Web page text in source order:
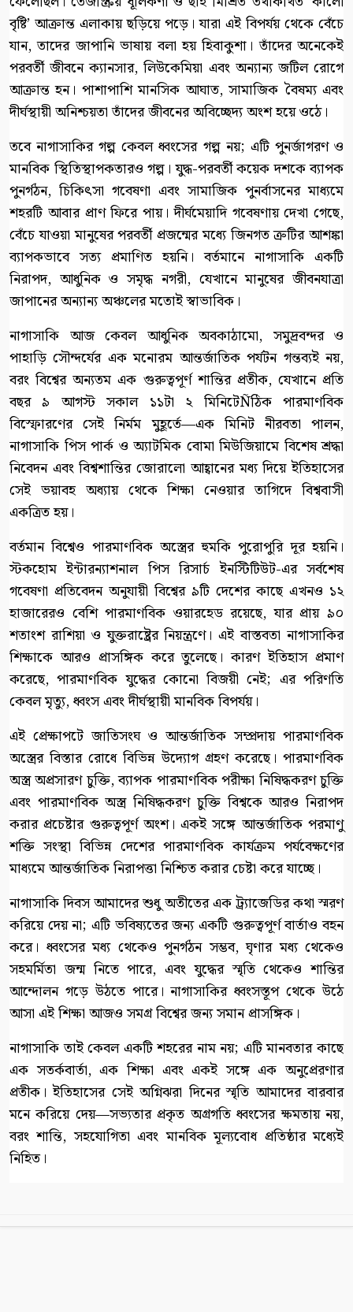
বৃষ্টি’ আক্রান্ত এলাকায় ছড়িয়ে পড়ে। যারা এই বিপর্যয় থেকে বেঁচে
যান, তাদের জাপানি ভাষায় বলা হয় হিবাকুশা। তাঁদের অনেকেই
পরবর্তী জীবনে ক্যানসার, লিউকেমিয়া এবং অন্যান্য জটিল রোগে
আক্রান্ত হন। পাশাপাশি মানসিক আঘাত, সামাজিক বৈষম্য এবং
দীর্ঘস্থায়ী অনিশ্চয়তা তাঁদের জীবনের অবিচ্ছেদ্য অংশ হয়ে ওঠে।
তবে নাগাসাকির গল্প কেবল ধ্বংসের গল্প নয়; এটি পুনর্জাগরণ ও
মানবিক স্থিতিস্থাপকতারও গল্প। যুদ্ধ-পরবর্তী কয়েক দশকে ব্যাপক
পুনর্গঠন, চিকিৎসা গবেষণা এবং সামাজিক পুনর্বাসনের মাধ্যমে
শহরটি আবার প্রাণ ফিরে পায়। দীর্ঘমেয়াদি গবেষণায় দেখা গেছে,
বেঁচে যাওয়া মানুষের পরবর্তী প্রজন্মের মধ্যে জিনগত ত্রুটির আশঙ্কা
ব্যাপকভাবে সত্য প্রমাণিত হয়নি। বর্তমানে নাগাসাকি একটি
নিরাপদ, আধুনিক ও সমৃদ্ধ নগরী, যেখানে মানুষের জীবনযাত্রা
জাপানের অন্যান্য অঞ্চলের মতোই স্বাভাবিক।
নাগাসাকি আজ কেবল আধুনিক অবকাঠামো, সমুদ্রবন্দর ও
পাহাড়ি সৌন্দর্যের এক মনোরম আন্তর্জাতিক পর্যটন গন্তব্যই নয়,
বরং বিশ্বের অন্যতম এক গুরুত্বপূর্ণ শান্তির প্রতীক, যেখানে প্রতি
বছর ৯ আগস্ট সকাল ১১টা ২ মিনিটেÑঠিক পারমাণবিক
বিস্ফোরণের সেই নির্মম মুহূর্তে—এক মিনিট নীরবতা পালন,
নাগাসাকি পিস পার্ক ও অ্যাটমিক বোমা মিউজিয়ামে বিশেষ শ্রদ্ধা
নিবেদন এবং বিশ্বশান্তির জোরালো আহ্বানের মধ্য দিয়ে ইতিহাসের
সেই ভয়াবহ অধ্যায় থেকে শিক্ষা নেওয়ার তাগিদে বিশ্ববাসী
একত্রিত হয়।
বর্তমান বিশ্বেও পারমাণবিক অস্ত্রের হুমকি পুরোপুরি দূর হয়নি।
স্টকহোম ইন্টারন্যাশনাল পিস রিসার্চ ইনস্টিটিউট-এর সর্বশেষ
গবেষণা প্রতিবেদন অনুযায়ী বিশ্বের ৯টি দেশের কাছে এখনও ১২
হাজারেরও বেশি পারমাণবিক ওয়ারহেড রয়েছে, যার প্রায় ৯০
শতাংশ রাশিয়া ও যুক্তরাষ্ট্রের নিয়ন্ত্রণে। এই বাস্তবতা নাগাসাকির
শিক্ষাকে আরও প্রাসঙ্গিক করে তুলেছে। কারণ ইতিহাস প্রমাণ
করেছে, পারমাণবিক যুদ্ধের কোনো বিজয়ী নেই; এর পরিণতি
কেবল মৃত্যু, ধ্বংস এবং দীর্ঘস্থায়ী মানবিক বিপর্যয়।
এই প্রেক্ষাপটে জাতিসংঘ ও আন্তর্জাতিক সম্প্রদায় পারমাণবিক
অস্ত্রের বিস্তার রোধে বিভিন্ন উদ্যোগ গ্রহণ করেছে। পারমাণবিক
অস্ত্র অপ্রসারণ চুক্তি, ব্যাপক পারমাণবিক পরীক্ষা নিষিদ্ধকরণ চুক্তি
এবং পারমাণবিক অস্ত্র নিষিদ্ধকরণ চুক্তি বিশ্বকে আরও নিরাপদ
করার প্রচেষ্টার গুরুত্বপূর্ণ অংশ। একই সঙ্গে আন্তর্জাতিক পরমাণু
শক্তি সংস্থা বিভিন্ন দেশের পারমাণবিক কার্যক্রম পর্যবেক্ষণের
মাধ্যমে আন্তর্জাতিক নিরাপত্তা নিশ্চিত করার চেষ্টা করে যাচ্ছে।
নাগাসাকি দিবস আমাদের শুধু অতীতের এক ট্র্যাজেডির কথা স্মরণ
করিয়ে দেয় না; এটি ভবিষ্যতের জন্য একটি গুরুত্বপূর্ণ বার্তাও বহন
করে। ধ্বংসের মধ্য থেকেও পুনর্গঠন সম্ভব, ঘৃণার মধ্য থেকেও
সহমর্মিতা জন্ম নিতে পারে, এবং যুদ্ধের স্মৃতি থেকেও শান্তির
আন্দোলন গড়ে উঠতে পারে। নাগাসাকির ধ্বংসস্তূপ থেকে উঠে
আসা এই শিক্ষা আজও সমগ্র বিশ্বের জন্য সমান প্রাসঙ্গিক।
নাগাসাকি তাই কেবল একটি শহরের নাম নয়; এটি মানবতার কাছে
এক সতর্কবার্তা, এক শিক্ষা এবং একই সঙ্গে এক অনুপ্রেরণার
প্রতীক। ইতিহাসের সেই অগ্নিঝরা দিনের স্মৃতি আমাদের বারবার
মনে করিয়ে দেয়—সভ্যতার প্রকৃত অগ্রগতি ধ্বংসের ক্ষমতায় নয়,
বরং শান্তি, সহযোগিতা এবং মানবিক মূল্যবোধ প্রতিষ্ঠার মধ্যেই
নিহিত।